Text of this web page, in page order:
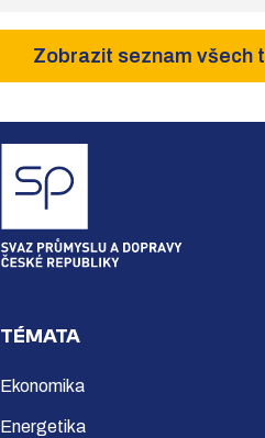
Zobrazit seznam všech
TÉMATA
Ekonomika
Energetika